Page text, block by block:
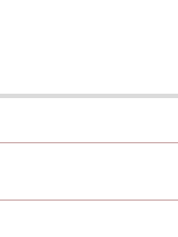
and all the
INSTALLING THE